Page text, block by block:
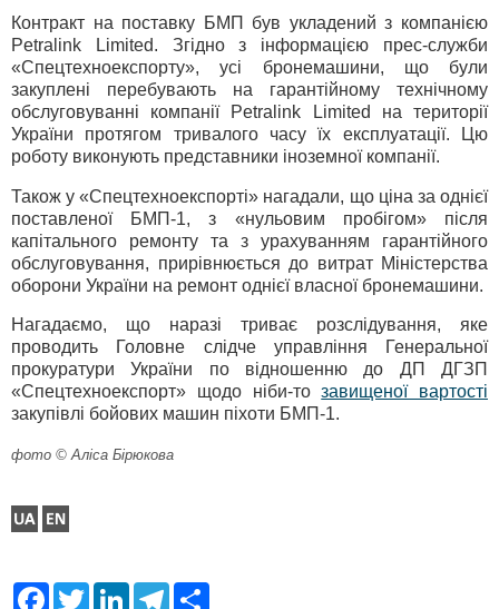
Контракт на поставку БМП був укладений з компанією
Petralink Limited. Згідно з інформацією прес-служби
«Спецтехноекспорту», усі бронемашини, що були
закуплені перебувають на гарантійному технічному
обслуговуванні компанії Petralink Limited на території
України протягом тривалого часу їх експлуатації. Цю
роботу виконують представники іноземної компанії.
Також у «Спецтехноекспорті» нагадали, що ціна за однієї
поставленої БМП-1, з «нульовим пробігом» після
капітального ремонту та з урахуванням гарантійного
обслуговування, прирівнюється до витрат Міністерства
оборони України на ремонт однієї власної бронемашини.
Нагадаємо, що наразі триває розслідування, яке
проводить Головне слідче управління Генеральної
прокуратури України по відношенню до ДП ДГЗП
«Спецтехноекспорт» щодо ніби-тозавищеної вартості
закупівлі бойових машин піхоти БМП-1.
фото © Аліса Бірюкова
F
T
L
T